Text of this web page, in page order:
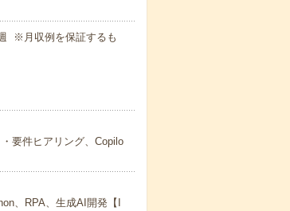
※月収例を保証するも
要件ヒアリング、Copilo
、RPA、生成AI開発【I